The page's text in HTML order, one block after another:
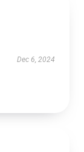
Dec 6, 2024